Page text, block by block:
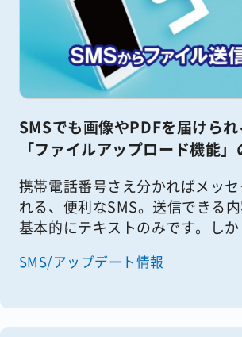
SMSでも画像やPDFを届けられ
「ファイルアップロード機能
携帯電話番号さえ分かればメッ
れる、便利なSMS。送信できる内
基本的にテキストのみです。し
ルアップロード機能を活用すれば
SMS/アップデート情報